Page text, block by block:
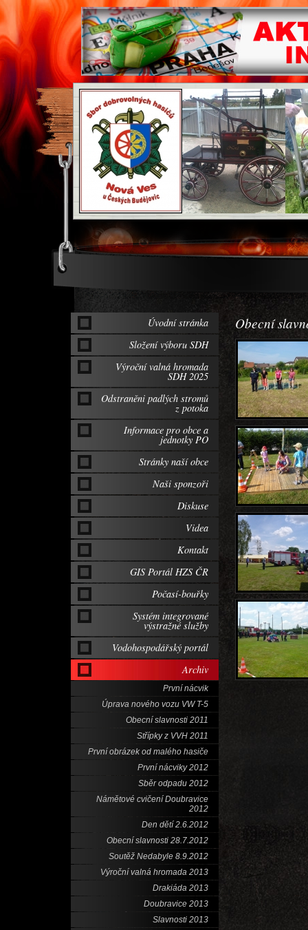
Obecní
Úvodní stránka
Složení výboru SDH
Výroční valná hromada
SDH 2025
Odstraněni padlých stromů
z potoka
Informace pro obce a
jednotky PO
Stránky naší obce
Naši sponzoři
Diskuse
Videa
Kontakt
GIS Portál HZS ČR
Počasí-bouřky
Systém integrované
výstražné služby
Vodohospodářský portál
Archiv
První nácvik
Úprava nového vozu VW T-5
Obecní slavnosti 2011
Střípky z VVH 2011
První obrázek od malého hasiče
První nácviky 2012
Sběr odpadu 2012
Námětové cvičení Doubravice
2012
Den dětí 2.6.2012
Obecní slavnosti 28.7.2012
Soutěž Nedabyle 8.9.2012
Výroční valná hromada 2013
Drakiáda 2013
Doubravice 2013
Slavnosti 2013